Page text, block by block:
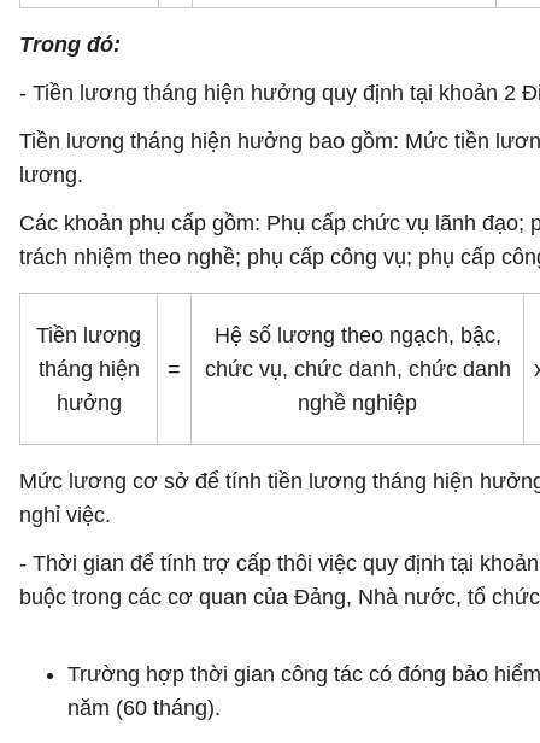
Trong đó:
- Tiền lương tháng hiện hưởng quy định tại khoản 2
Tiền lương tháng hiện hưởng bao gồm: Mức tiền
lương.
Các khoản phụ cấp gồm: Phụ cấp chức vụ lãnh
trách nhiệm theo nghề; phụ cấp công vụ; phụ cấp
Tiền lương
tháng hiện
hưởng
=
Hệ số lương theo ngạch, bậc,
chức vụ, chức danh, chức danh
nghề nghiệp
Mức lương cơ sở để tính tiền lương tháng hiện
nghỉ việc.
- Thời gian để tính trợ cấp thôi việc quy định tại
buộc trong các cơ quan của Đảng, Nhà nước, tổ
Trường hợp thời gian công tác có đóng bảo
năm (60 tháng).